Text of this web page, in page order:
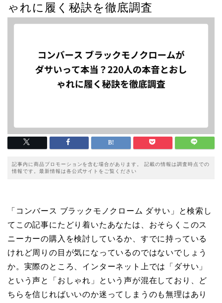
ゃれに履く秘訣を徹底調査
記事内に商品プロモーションを含む場合があります。 記載の情報は調査時点での
情報です。最新情報は各公式サイトをご覧ください
「コンバース ブラックモノクローム ダサい」と検索し
てこの記事にたどり着いたあなたは、おそらくこのス
ニーカーの購入を検討しているか、すでに持っている
けれど周りの目が気になっているのではないでしょう
か。実際のところ、インターネット上では「ダサい」
という声と「おしゃれ」という声が混在しており、ど
ちらを信じればいいのか迷ってしまうのも無理はあり